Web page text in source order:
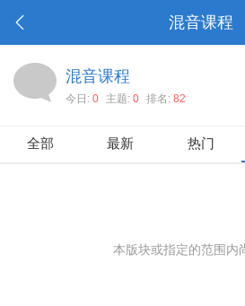
混音课程
混音课程
今日: 0 主题: 0 排名: 82
全部 最新 热门
本版块或指定的范围内